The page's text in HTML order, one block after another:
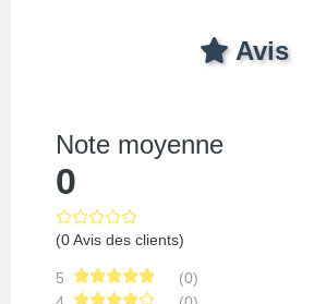
Avis
Note moyenne
0
(0 Avis des clients)
5
(0)